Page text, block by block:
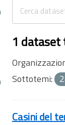
1
Sottotemi:
Casini del